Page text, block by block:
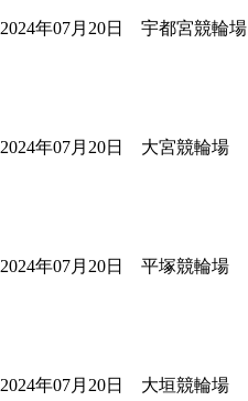
2024年07月20日 宇都宮競輪場
2024年07月20日 大宮競輪場
2024年07月20日 平塚競輪場
2024年07月20日 大垣競輪場